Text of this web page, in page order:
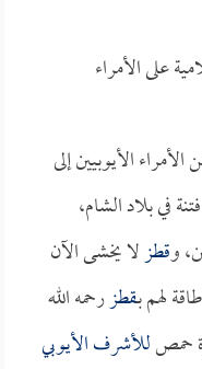
على الأمراء
الأيوبيين إلى
في بلاد الشام،
وقطزلا يخشى الآن
لهم بـقطزرحمه الله
حمصللأشرف الأيوبي